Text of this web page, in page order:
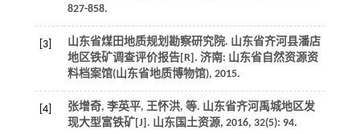
827-858.
[3]
山东省煤田地质规划勘察研究院. 山东省齐河县潘店
地区铁矿调查评价报告[R]. 济南: 山东省自然资源资
料档案馆(山东省地质博物馆), 2015.
[4] 张增奇, 李英平, 王怀洪, 等. 山东省齐河禹城地区发
现大型富铁矿[J]. 山东国土资源, 2016, 32(5): 94.